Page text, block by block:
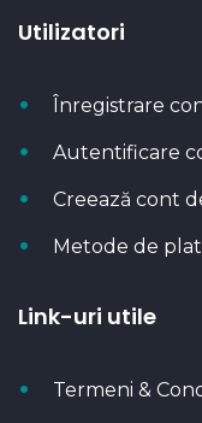
Utilizatori
Înregistrare
Autentificare
Creează cont
Metode de
Link-uri utile
Termeni &